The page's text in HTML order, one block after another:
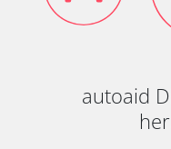
autoaid